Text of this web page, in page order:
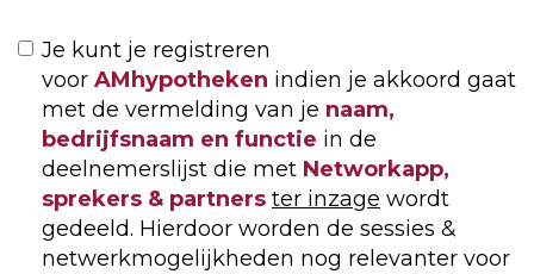
Je kunt je registreren
voor AMhypotheken indien je akkoord gaat
met de vermelding van je naam,
bedrijfsnaam en functie in de
deelnemerslijst die met Networkapp,
sprekers & partners ter inzage wordt
gedeeld. Hierdoor worden de sessies &
netwerkmogelijkheden nog relevanter voor